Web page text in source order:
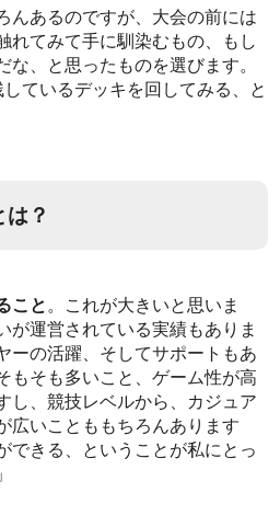
んあるのですが、大会の前には
れてみて手に馴染むもの、もし
な、と思ったものを選びます。
ているデッキを回してみる、と
？
こと。これが大きいと思いま
が運営されている実績もありま
ーの活躍、そしてサポートもあ
もそも多いこと、ゲーム性が高
し、競技レベルから、カジュア
広いことももちろんあります
できる、ということが私にとっ